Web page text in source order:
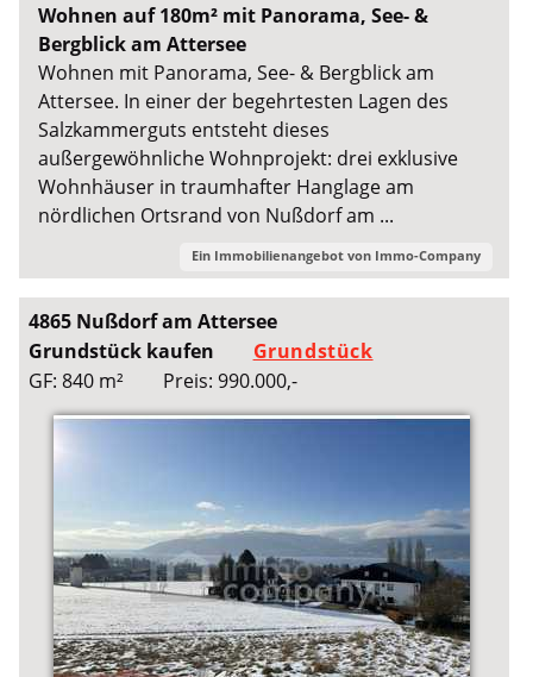
Wohnen auf 180m² mit Panorama, See- &
Bergblick am Attersee
Wohnen mit Panorama, See- & Bergblick am
Attersee. In einer der begehrtesten Lagen des
Salzkammerguts entsteht dieses
außergewöhnliche Wohnprojekt: drei exklusive
Wohnhäuser in traumhafter Hanglage am
nördlichen Ortsrand von Nußdorf am ...
Ein Immobilienangebot von Immo-Company
4865 Nußdorf am Attersee
Grundstück kaufen
Grundstück
GF: 840 m²
Preis: 990.000,-